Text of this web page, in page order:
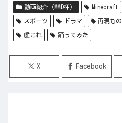
動画紹介（MMD杯） Minecraft
スポーツ ドラマ 再現もの
艦これ 踊ってみた
X Facebook